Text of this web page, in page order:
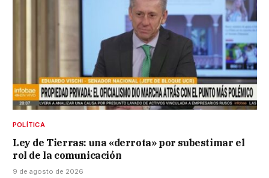
POLÍTICA
Ley de Tierras: una «derrota» por subestimar el
rol de la comunicación
9 de agosto de 2026